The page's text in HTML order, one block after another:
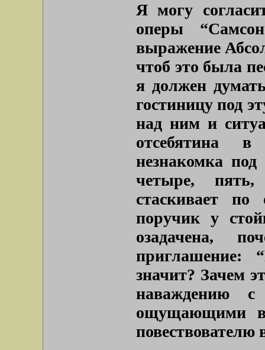
Я могу
оперы
выражение
чтоб это была
я должен
гостиницу под
над ним и
отсебятина
незнакомка
четыре,
стаскивает
поручик у
озадачена,
значит? Зачем
наваждению
ощущающими
повествователю